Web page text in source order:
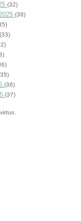
(32)
(38)
(33)
(38)
(37)